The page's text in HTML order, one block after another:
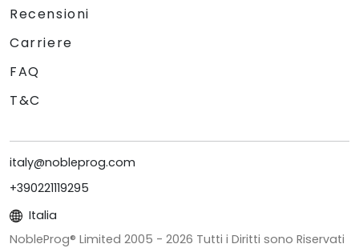
Recensioni
Carriere
FAQ
T&C
italy@nobleprog.com
+390221119295
Italia
NobleProg® Limited 2005 - 2026 Tutti i Diritti sono Riservati